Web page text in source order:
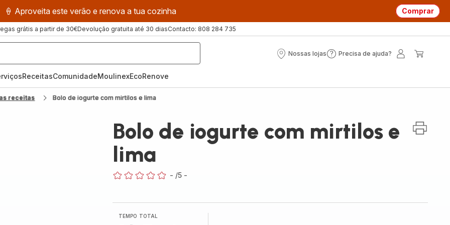
🍦 Aproveita este verão e renova a tua cozinha Comprar
grátis a partir de 30€Devolução gratuita até 30 diasContacto: 808 284 735
Nossas lojas
Nossas
Precisa de ajuda?
Precisa
ReceitasComunidadeMoulinexEcoRenove
receitas Bolo de iogurte com mirtilos e lima
Bolo de iogurte com mirtilos e
lima
- /5 -
TEMPO TOTAL